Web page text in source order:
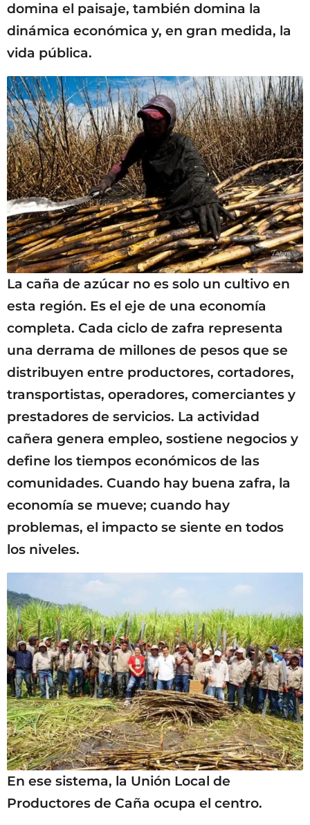
domina el paisaje, también domina la
dinámica económica y, en gran medida, la
vida pública.
La caña de azúcar no es solo un cultivo en
esta región. Es el eje de una economía
completa. Cada ciclo de zafra representa
una derrama de millones de pesos que se
distribuyen entre productores, cortadores,
transportistas, operadores, comerciantes y
prestadores de servicios. La actividad
cañera genera empleo, sostiene negocios y
define los tiempos económicos de las
comunidades. Cuando hay buena zafra, la
economía se mueve; cuando hay
problemas, el impacto se siente en todos
los niveles.
En ese sistema, la Unión Local de
Productores de Caña ocupa el centro.